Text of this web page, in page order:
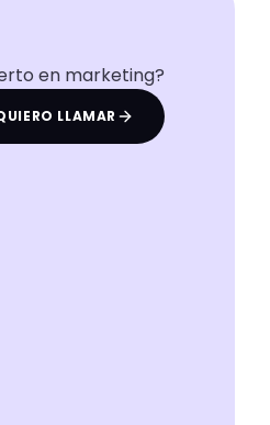
en marketing?
LLAMAR